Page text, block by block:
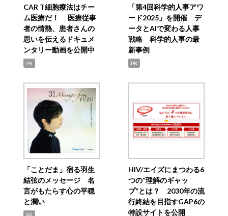
CAR T細胞療法はチー
ム医療だ！ 医療従事
者の情熱、患者さんの
思いを伝えるドキュメ
ンタリー動画を公開中
PR
「第4回科学的人事アワ
ード2025」を開催 デ
ータとAIで変わる人事
戦略 科学的人事の最
新事例
PR
「ことだま」宿る羽生
結弦のメッセージ 名
言がもたらす心の平穏
と潤い
HIV/エイズにまつわる6
つの“理解のギャッ
プ”とは？ 2030年の流
行終結を目指すGAP6の
特設サイトを公開